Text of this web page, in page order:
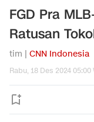
FGD Pra
Ratusan
tim | CNN Indonesia
Rabu, 18 Des 2024 05:00